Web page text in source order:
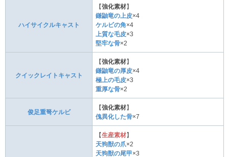
ハイサイクルキャスト
【強化素材】
鎌鼬竜の上皮×4
ケルビの角×4
上質な毛皮×3
堅牢な骨×2
クイックレイトキャスト
【強化素材】
鎌鼬竜の厚皮×4
極上の毛皮×3
重厚な骨×2
俊足重弩ケルビ
【強化素材】
傀異化した骨×7
【生産素材】
天狗獣の爪×2
天狗獣の尾甲×3